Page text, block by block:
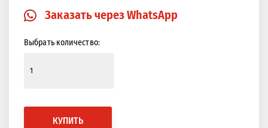
Заказать через WhatsApp
Выбрать количество:
КУПИТЬ